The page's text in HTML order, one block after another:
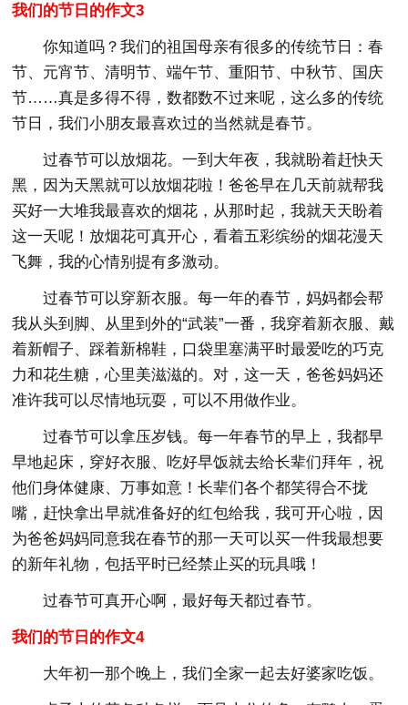
我们的节日的作文3
你知道吗？我们的祖国母亲有很多的传统节日：春
节、元宵节、清明节、端午节、重阳节、中秋节、国庆
节……真是多得不得，数都数不过来呢，这么多的传统
节日，我们小朋友最喜欢过的当然就是春节。
过春节可以放烟花。一到大年夜，我就盼着赶快天
黑，因为天黑就可以放烟花啦！爸爸早在几天前就帮我
买好一大堆我最喜欢的烟花，从那时起，我就天天盼着
这一天呢！放烟花可真开心，看着五彩缤纷的烟花漫天
飞舞，我的心情别提有多激动。
过春节可以穿新衣服。每一年的春节，妈妈都会帮
我从头到脚、从里到外的“武装”一番，我穿着新衣服、戴
着新帽子、踩着新棉鞋，口袋里塞满平时最爱吃的巧克
力和花生糖，心里美滋滋的。对，这一天，爸爸妈妈还
准许我可以尽情地玩耍，可以不用做作业。
过春节可以拿压岁钱。每一年春节的早上，我都早
早地起床，穿好衣服、吃好早饭就去给长辈们拜年，祝
他们身体健康、万事如意！长辈们各个都笑得合不拢
嘴，赶快拿出早就准备好的红包给我，我可开心啦，因
为爸爸妈妈同意我在春节的那一天可以买一件我最想要
的新年礼物，包括平时已经禁止买的玩具哦！
过春节可真开心啊，最好每天都过春节。
我们的节日的作文4
大年初一那个晚上，我们全家一起去好婆家吃饭。